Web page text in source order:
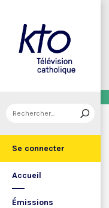
Se connecter
Accueil
Émissions